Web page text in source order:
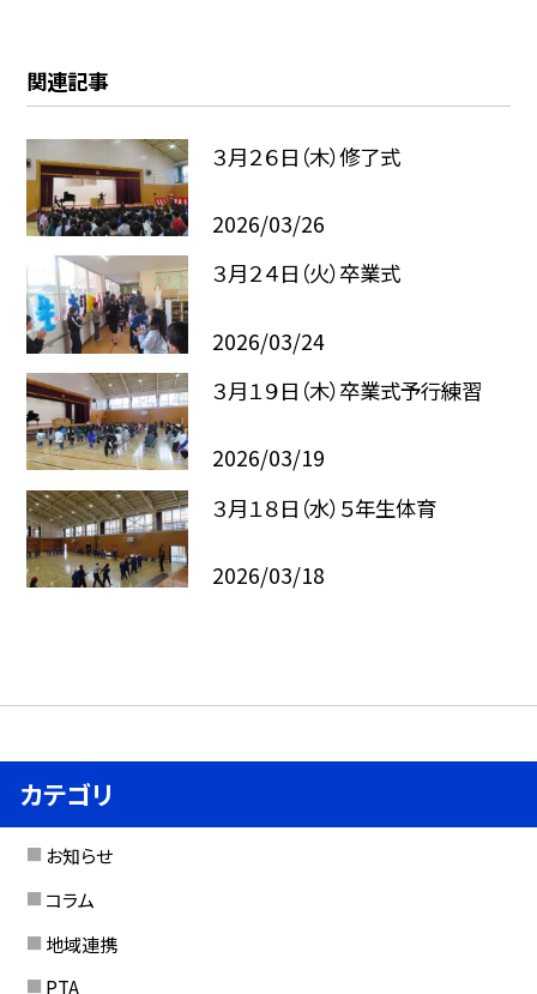
関連記事
３月２６日（木）修了式
2026/03/26
３月２４日（火）卒業式
2026/03/24
３月１９日（木）卒業式予行練習
2026/03/19
３月１８日（水）５年生体育
2026/03/18
カテゴリ
お知らせ
コラム
地域連携
PTA